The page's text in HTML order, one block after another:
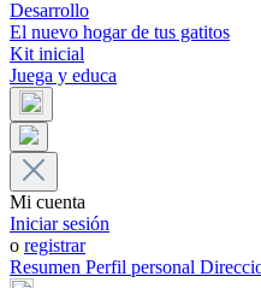
Desarrollo
El nuevo hogar de tus gatitos
Kit inicial
Juega y educa
Mi cuenta
Iniciar sesión
o registrar
Resumen Perfil personal